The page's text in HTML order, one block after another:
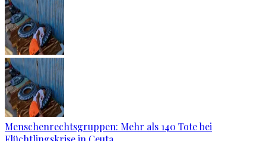
Menschenrechtsgruppen: Mehr als 140 Tote bei